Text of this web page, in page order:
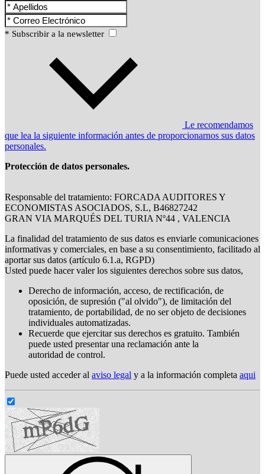
* Subscribir a la newsletter
Le recomendamos
que lea la siguiente información antes de proporcionarnos sus datos
personales.
Protección de datos personales.
Responsable del tratamiento: FORCADA AUDITORES Y
ECONOMISTAS ASOCIADOS, S.L, B46827242
GRAN VIA MARQUÉS DEL TURIA Nº44 , VALENCIA
La finalidad del tratamiento de sus datos es enviarle comunicaciones
informativas y comerciales, en base a su consentimiento, facilitado al
aportar sus datos (artículo 6.1.a, RGPD)
Usted puede hacer valer los siguientes derechos sobre sus datos,
Derecho de información, acceso, de rectificación, de
oposición, de supresión ("al olvido"), de limitación del
tratamiento, de portabilidad, de no ser objeto de decisiones
individuales automatizadas.
Recuerde que ejercitar sus derechos es gratuito. También
puede usted presentar una reclamación ante la
autoridad de control.
Puede usted acceder al aviso legal y a la información completa aqui